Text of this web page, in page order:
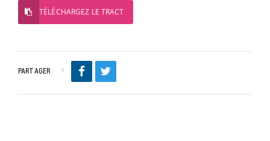
TÉLÉCHARGEZ LE TRACT
PARTAGER